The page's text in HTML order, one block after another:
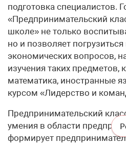
подготовка специалистов.
«Предпринимательский
школе» не только
но и позволяет
экономических вопросов,
изучения таких предметов,
математика, иностранные
курсом «Лидерство и
Предпринимательский
умения в области
формирует